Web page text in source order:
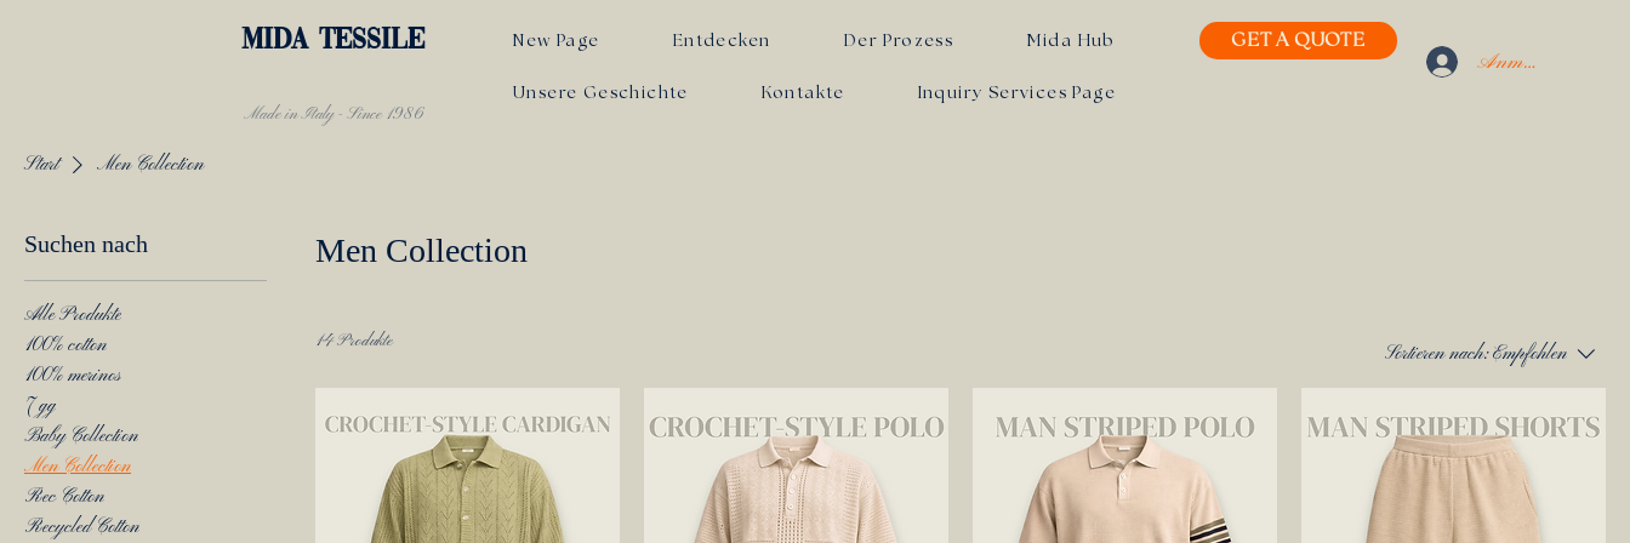
MIDA TESSILE
Made in Italy - Since 1986
New Page Entdecken Der Prozess Mida Hub
Unsere Geschichte Kontakte Inquiry Services Page
GET A QUOTE
Anmelden
Start Men Collection
Suchen nach
Alle Produkte
100% cotton
100% merinos
7 gg
Baby Collection
Men Collection
Rec Cotton
Recycled Cotton
Men Collection
14 Produkte
Sortieren nach: Empfohlen